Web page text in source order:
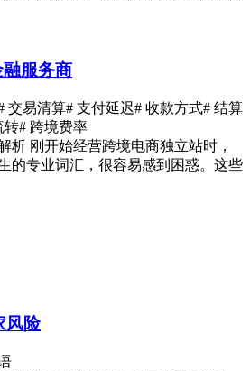
服务商
交易清算# 支付延迟# 收款方式# 结算
转# 跨境费率
析 刚开始经营跨境电商独立站时，
的专业词汇，很容易感到困惑。这些
风险